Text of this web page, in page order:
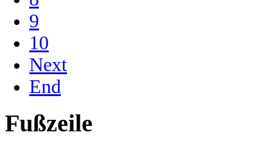
9
10
Next
End
Fußzeile